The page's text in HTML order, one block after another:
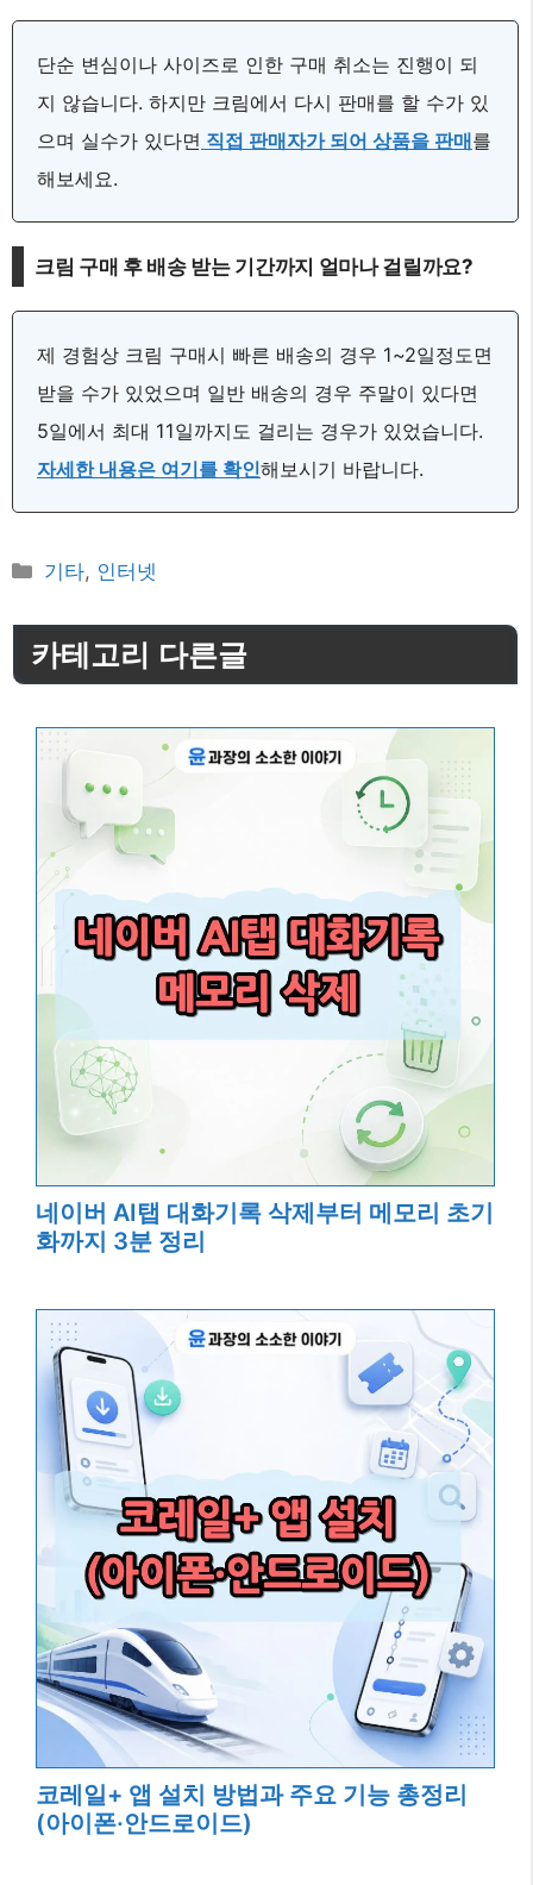
단순 변심이나 사이즈로 인한 구매 취소는 진행이 되
지 않습니다. 하지만 크림에서 다시 판매를 할 수가 있
으며 실수가 있다면 직접 판매자가 되어 상품을 판매를
해보세요.
크림 구매 후 배송 받는 기간까지 얼마나 걸릴까요?
제 경험상 크림 구매시 빠른 배송의 경우 1~2일정도면
받을 수가 있었으며 일반 배송의 경우 주말이 있다면
5일에서 최대 11일까지도 걸리는 경우가 있었습니다.
자세한 내용은 여기를 확인해보시기 바랍니다.
카
고
리
기타, 인터넷
카테고리 다른글
네이버 AI탭 대화기록 삭제부터 메모리 초기
화까지 3분 정리
코레일+ 앱 설치 방법과 주요 기능 총정리
(아이폰·안드로이드)